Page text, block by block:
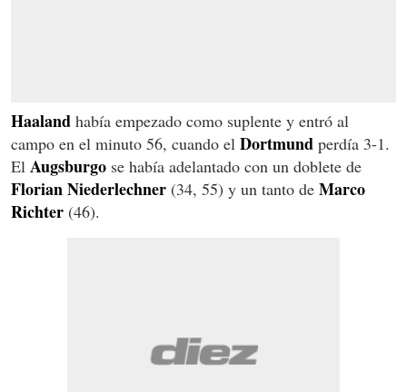
Haaland había empezado como suplente y entró al
campo en el minuto 56, cuando el Dortmund perdía 3-1.
El Augsburgo se había adelantado con un doblete de
Florian Niederlechner (34, 55) y un tanto de Marco
Richter (46).